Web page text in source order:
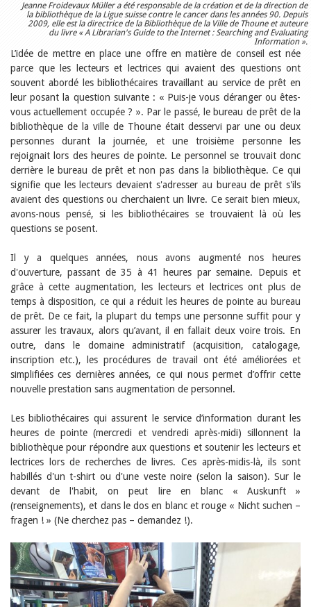
Manifestations
Formation et perfectionnement
Jeune public
Ecole et bibliothèque
Bibliosuisse
Subventions cantonales
Subventions extraordinaires
Littérature de jeunesse
Membres de la commission
Encouragement des
bibliothèques
Bibliomedia
Tous les tags
Auteurs
Sibylle Birrer
Andrea Grichting
Maria Aellig-Abate
Aline Yeretzian
Markus Jost
Markus Keel
Blaise Humbert-Droz
Sarah Jenni
Gabriela Hammel
Brigitte Burri
Tous les auteurs
Juillet 2026
Juin 2026
Mars 2026
Décembre 2025
Novembre 2025
Juillet 2025
Juin 2025
Mars 2025
Janvier 2025
2024
2023
2022
2021
Jeanne Froidevaux Müller a été responsable de la création et de la direction de
la bibliothèque de la Ligue suisse contre le cancer dans les années 90. Depuis
2009, elle est la directrice de la Bibliothèque de la Ville de Thoune et auteure
du livre « A Librarian's Guide to the Internet : Searching and Evaluating
Information ».
L’idée de mettre en place une offre en matière de conseil est née
parce que les lecteurs et lectrices qui avaient des questions ont
souvent abordé les bibliothécaires travaillant au service de prêt en
leur posant la question suivante : « Puis-je vous déranger ou êtes-
vous actuellement occupée ? ». Par le passé, le bureau de prêt de la
bibliothèque de la ville de Thoune était desservi par une ou deux
personnes durant la journée, et une troisième personne les
rejoignait lors des heures de pointe. Le personnel se trouvait donc
derrière le bureau de prêt et non pas dans la bibliothèque. Ce qui
signifie que les lecteurs devaient s'adresser au bureau de prêt s'ils
avaient des questions ou cherchaient un livre. Ce serait bien mieux,
avons-nous pensé, si les bibliothécaires se trouvaient là où les
questions se posent.
Il y a quelques années, nous avons augmenté nos heures
d'ouverture, passant de 35 à 41 heures par semaine. Depuis et
grâce à cette augmentation, les lecteurs et lectrices ont plus de
temps à disposition, ce qui a réduit les heures de pointe au bureau
de prêt. De ce fait, la plupart du temps une personne suffit pour y
assurer les travaux, alors qu’avant, il en fallait deux voire trois. En
outre, dans le domaine administratif (acquisition, catalogage,
inscription etc.), les procédures de travail ont été améliorées et
simplifiées ces dernières années, ce qui nous permet d’offrir cette
nouvelle prestation sans augmentation de personnel.
Les bibliothécaires qui assurent le service d’information durant les
heures de pointe (mercredi et vendredi après-midi) sillonnent la
bibliothèque pour répondre aux questions et soutenir les lecteurs et
lectrices lors de recherches de livres. Ces après-midis-là, ils sont
habillés d'un t-shirt ou d'une veste noire (selon la saison). Sur le
devant de l'habit, on peut lire en blanc « Auskunft »
(renseignements), et dans le dos en blanc et rouge « Nicht suchen –
fragen ! » (Ne cherchez pas – demandez !).